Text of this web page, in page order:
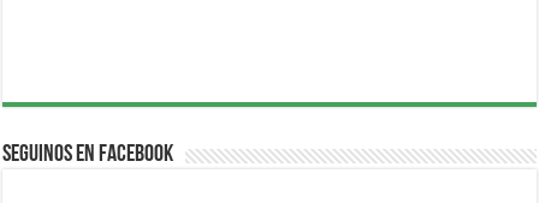
Seguinos en Facebook